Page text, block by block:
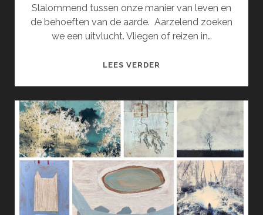
Slalommend tussen onze manier van leven en
de behoeften van de aarde. Aarzelend zoeken
we een uitvlucht. Vliegen of reizen in…
LEES VERDER
IBIZA
IN
NOVEMBER